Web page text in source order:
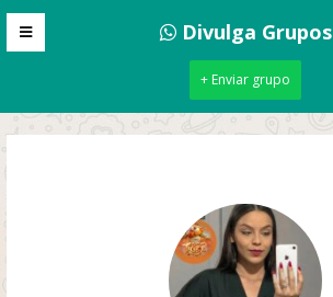
Divulga Grupos
+ Enviar grupo